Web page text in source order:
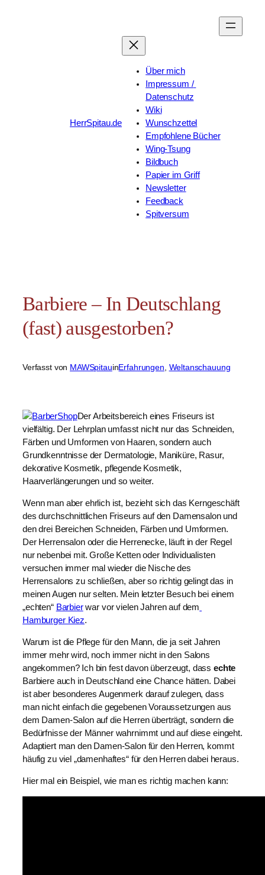
HerrSpitau.de
Über mich
Impressum /
Datenschutz
Wiki
Wunschzettel
Empfohlene Bücher
Wing-Tsung
Bildbuch
Papier im Griff
Newsletter
Feedback
Spitversum
Barbiere – In Deutschlang
(fast) ausgestorben?
Verfasst von MAWSpitauinErfahrungen, Weltanschauung
Der Arbeitsbereich eines Friseurs ist
vielfältig. Der Lehrplan umfasst nicht nur das Schneiden,
Färben und Umformen von Haaren, sondern auch
Grundkenntnisse der Dermatologie, Maniküre, Rasur,
dekorative Kosmetik, pflegende Kosmetik,
Haarverlängerungen und so weiter.
Wenn man aber ehrlich ist, bezieht sich das Kerngeschäft
des durchschnittlichen Friseurs auf den Damensalon und
den drei Bereichen Schneiden, Färben und Umformen.
Der Herrensalon oder die Herrenecke, läuft in der Regel
nur nebenbei mit. Große Ketten oder Individualisten
versuchen immer mal wieder die Nische des
Herrensalons zu schließen, aber so richtig gelingt das in
meinen Augen nur selten. Mein letzter Besuch bei einem
„echten“ Barbier war vor vielen Jahren auf dem
Hamburger Kiez.
Warum ist die Pflege für den Mann, die ja seit Jahren
immer mehr wird, noch immer nicht in den Salons
angekommen? Ich bin fest davon überzeugt, dass
Barbiere auch in Deutschland eine Chance hätten. Dabei
ist aber besonderes Augenmerk darauf zulegen, dass
man nicht einfach die gegebenen Voraussetzungen aus
dem Damen-Salon auf die Herren überträgt, sondern die
Bedürfnisse der Männer wahrnimmt und auf diese eingeht.
Adaptiert man den Damen-Salon für den Herren, kommt
häufig zu viel „damenhaftes“ für den Herren dabei heraus.
Hier mal ein Beispiel, wie man es richtig machen kann: